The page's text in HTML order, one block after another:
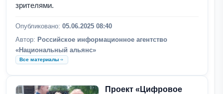
зрителями.
Опубликовано: 05.06.2025 08:40
Автор: Российское информационное агентство
«Национальный альянс»
Все материалы
Проект «Цифровое